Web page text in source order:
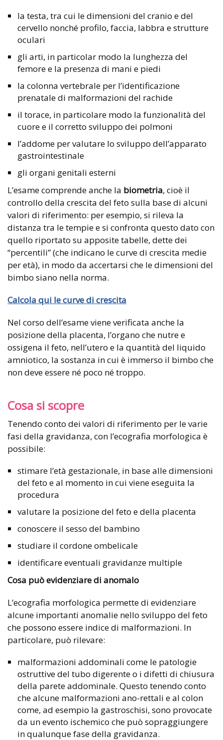
la testa, tra cui le dimensioni del cranio e del
cervello nonché profilo, faccia, labbra e strutture
oculari
gli arti, in particolar modo la lunghezza del
femore e la presenza di mani e piedi
la colonna vertebrale per l’identificazione
prenatale di malformazioni del rachide
il torace, in particolare modo la funzionalità del
cuore e il corretto sviluppo dei polmoni
l’addome per valutare lo sviluppo dell’apparato
gastrointestinale
gli organi genitali esterni
L’esame comprende anche la biometria, cioè il
controllo della crescita del feto sulla base di alcuni
valori di riferimento: per esempio, si rileva la
distanza tra le tempie e si confronta questo dato con
quello riportato su apposite tabelle, dette dei
“percentili” (che indicano le curve di crescita medie
per età), in modo da accertarsi che le dimensioni del
bimbo siano nella norma.
Calcola qui le curve di crescita
Nel corso dell’esame viene verificata anche la
posizione della placenta, l’organo che nutre e
ossigena il feto, nell’utero e la quantità del liquido
amniotico, la sostanza in cui è immerso il bimbo che
non deve essere né poco né troppo.
Cosa si scopre
Tenendo conto dei valori di riferimento per le varie
fasi della gravidanza, con l’ecografia morfologica è
possibile:
stimare l’età gestazionale, in base alle dimensioni
del feto e al momento in cui viene eseguita la
procedura
valutare la posizione del feto e della placenta
conoscere il sesso del bambino
studiare il cordone ombelicale
identificare eventuali gravidanze multiple
Cosa può evidenziare di anomalo
L’ecografia morfologica permette di evidenziare
alcune importanti anomalie nello sviluppo del feto
che possono essere indice di malformazioni. In
particolare, può rilevare:
malformazioni addominali come le patologie
ostruttive del tubo digerente o i difetti di chiusura
della parete addominale. Questo tenendo conto
che alcune malformazioni ano-rettali e al colon
come, ad esempio la gastroschisi, sono provocate
da un evento ischemico che può sopraggiungere
in qualunque fase della gravidanza.